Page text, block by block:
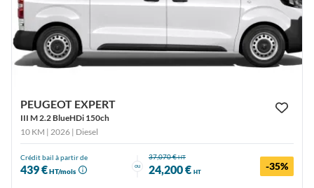
PEUGEOT EXPERT
III M 2.2 BlueHDi 150ch
10 KM | 2026 | Diesel
Crédit bail à partir de
439 €HT/mois
ou
37,070 €HT
24,200 € HT -35%